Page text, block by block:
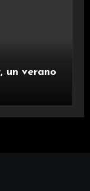
un verano